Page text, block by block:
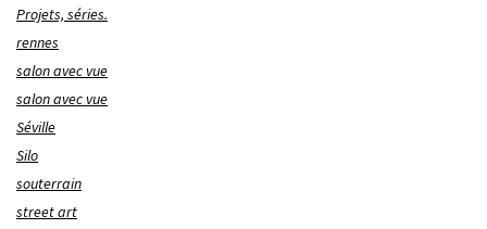
Projets, séries.
rennes
salon avec vue
salon avec vue
Séville
Silo
souterrain
street art